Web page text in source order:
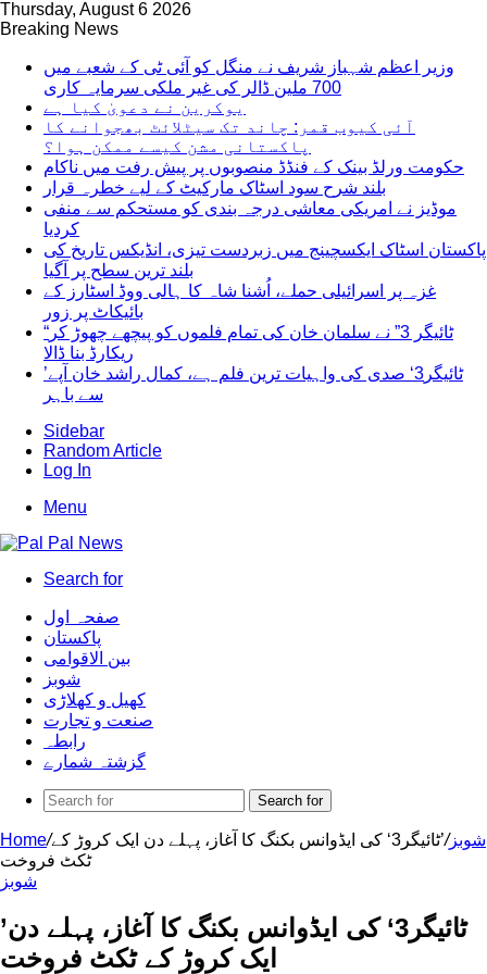
Thursday, August 6 2026
Breaking News
وزیر اعظم شہباز شریف نے منگل کو آئی ٹی کے شعبے میں
700 ملین ڈالر کی غیر ملکی سرمایہ کاری
یوکرین نے دعویٰ کیا ہے
آئی کیوب قمر: چاند تک سیٹلائٹ بھجوانے کا
پاکستانی مشن کیسے ممکن ہوا؟
حکومت ورلڈ بینک کے فنڈڈ منصوبوں پر پیش رفت میں ناکام
بلند شرح سود اسٹاک مارکیٹ کے لیے خطرہ قرار
موڈیز نے امریکی معاشی درجہ بندی کو مستحکم سے منفی
کردیا
پاکستان اسٹاک ایکسچینج میں زبردست تیزی، انڈیکس تاریخ کی
بلند ترین سطح پر آگیا
غزہ پر اسرائیلی حملے، اُشنا شاہ کا ہالی ووڈ اسٹارز کے
بائیکاٹ پر زور
“ٹائیگر 3” نے سلمان خان کی تمام فلموں کو پیچھے چھوڑ کر
ریکارڈ بنا ڈالا
’ٹائیگر3‘ صدی کی واہیات ترین فلم ہے، کمال راشد خان آپے
سے باہر
Sidebar
Random Article
Log In
Menu
Search for
صفحہ اول
پاکستان
بین الاقوامی
شوبز
کھیل و کھلاڑی
صنعت و تجارت
رابطہ
گزشتہ شمارے
Search for
Home/ شوبز/
’ٹائیگر3‘ کی ایڈوانس بکنگ کا آغاز، پہلے دن ایک کروڑ کے
ٹکٹ فروخت
شوبز
’ٹائیگر3‘ کی ایڈوانس بکنگ کا آغاز، پہلے دن
ایک کروڑ کے ٹکٹ فروخت